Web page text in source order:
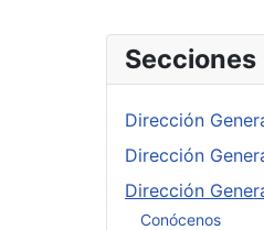
Secciones
Dirección
Dirección
Dirección
Conócenos